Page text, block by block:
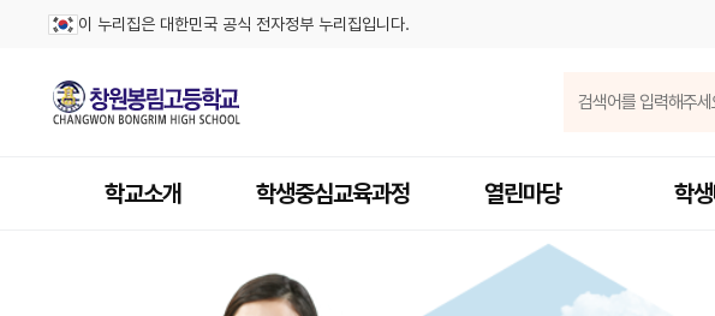
이 누리집은 대한민국 공식 전자정부 누리집입니다.
학교소개 학생중심교육과정 열린마당 학